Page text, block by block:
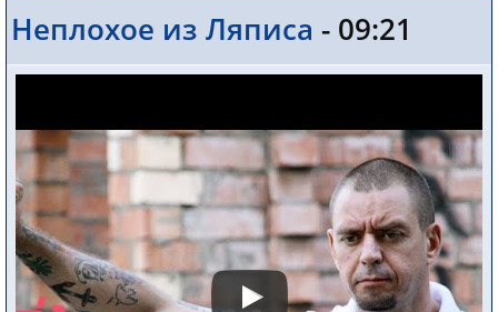
Неплохое из Ляписа - 09:21